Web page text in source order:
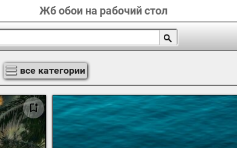
Жб обои на рабочий стол
все категории